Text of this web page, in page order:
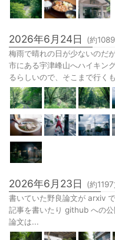
2026年6月24日 (約1089
梅雨で晴れの日が少ないのだ
市にある宇津峰山へハイキン
るらしいので、そこまで行く
2026年6月23日 (約1197
書いていた野良論文が arxiv
記事を書いたり github への公
論文は...